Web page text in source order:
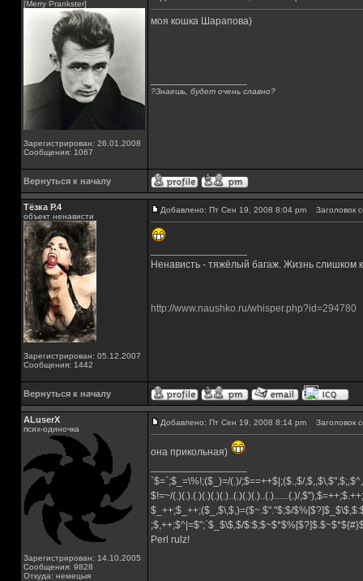
[Merry Prankster]
Зарегистрирован: 26.01.2008
Сообщения: 1067
моя кошка Шарапова)
?Знаешь, будет очень славно?
Вернуться к началу
Тёзка Р.4
объект ненависти
Зарегистрирован: 05.12.2007
Сообщения: 1442
Добавлено: Пт Сен 19, 2008 8:04 pm Заголовок
Ненависть - тяжёлый багаж. Жизнь слишком
http://www.naushko.ru/whisper.php?id=294780
Вернуться к началу
ALuserX
псих-одиночка
Зарегистрирован: 14.10.2005
Сообщения: 9828
Откуда: немецыя
Добавлено: Пт Сен 19, 2008 8:14 pm Заголовок
она прикольная)
`$=`;$_=\%!;($_)=/(.)/;$==++$|;($.,$/
$!=~/(.)(.).(.)(.)(.)(.)..(.)(.)(.)..(.)......(.)/
$_++;$_++;($_,$\,$,)=($~.$"."$;$/
;$,++;$^|=$";`$_$\$,$/
Perl rulz!